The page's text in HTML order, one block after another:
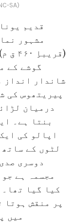
SA)
قدیم
مشہور
گوشے کے
شاندار انداز
پیریتھوس کی
درمیان
بنتا ہے۔
اپالو کی
لٹوں کے
دوسری
مجسمہ ہے
کیا گیا
پر منقش ہوتا
میں